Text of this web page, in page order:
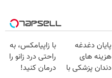
پایان دغدغه
هزینه های
دندان پزشکی با
با زاپیامکس، به
راحتی درد زانو را
درمان کنید!